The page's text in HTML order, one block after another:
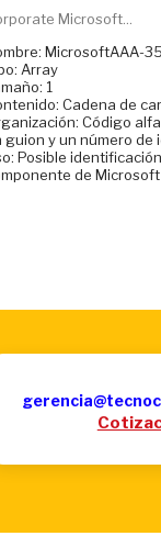
Microsoft...
MicrosoftAAA-
Array
1
Cadena de
Código
guion y un número de
Posible
de Microsoft